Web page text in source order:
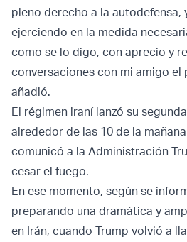
pleno derecho a la autodefensa,
ejerciendo en la medida
como se lo digo, con aprecio y
conversaciones con mi amigo el
añadió.
El régimen iraní lanzó su
alrededor de las 10 de la
comunicó a la Administración
cesar el fuego.
En ese momento, según se
preparando una dramática y
en Irán, cuando Trump volvió a